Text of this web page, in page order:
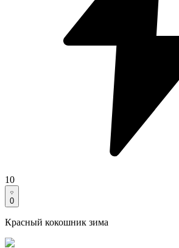
10
0
Красный кокошник зима